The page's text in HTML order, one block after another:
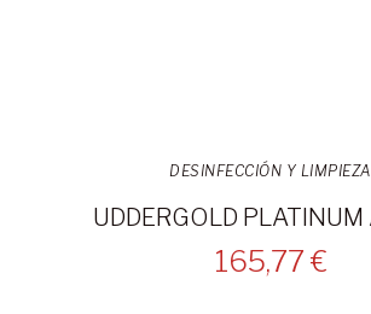
DESINFECCIÓN Y LIMPIEZA
165,77 €